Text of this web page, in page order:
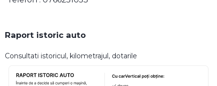
Raport istoric auto
Consultati istoricul, kilometrajul, dotarile